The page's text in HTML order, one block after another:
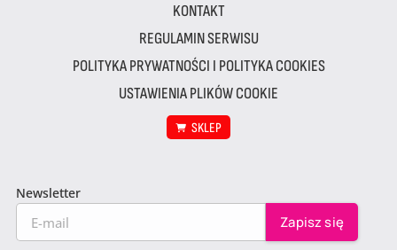
KONTAKT
REGULAMIN SERWISU
POLITYKA PRYWATNOŚCI I POLITYKA COOKIES
USTAWIENIA PLIKÓW COOKIE
SKLEP
Newsletter